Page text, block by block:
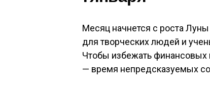
Месяц начнется с роста
для творческих людей и
Чтобы избежать финансовых
— время непредсказуемых